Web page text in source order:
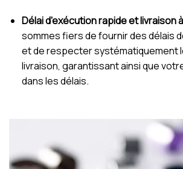
Délai d'exécution rapide et livraison
sommes fiers de fournir des délais
et de respecter systématiquement
livraison, garantissant ainsi que
dans les délais.